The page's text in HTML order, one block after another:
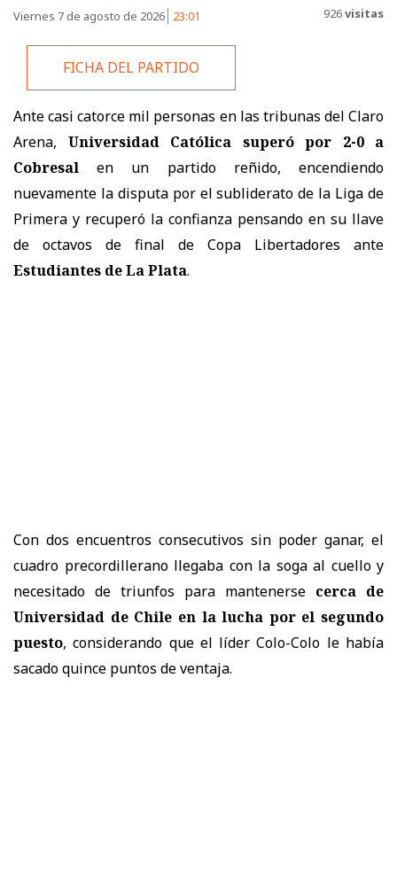
Viernes 7 de agosto de 2026 23:01 926visitas
FICHA DEL PARTIDO
Ante casi catorce mil personas en las tribunas del Claro
Arena, Universidad Católica superó por 2-0 a
Cobresal en un partido reñido, encendiendo
nuevamente la disputa por el subliderato de la Liga de
Primera y recuperó la confianza pensando en su llave
de octavos de final de Copa Libertadores ante
Estudiantes de La Plata.
Con dos encuentros consecutivos sin poder ganar, el
cuadro precordillerano llegaba con la soga al cuello y
necesitado de triunfos para mantenerse cerca de
Universidad de Chile en la lucha por el segundo
puesto, considerando que el líder Colo-Colo le había
sacado quince puntos de ventaja.